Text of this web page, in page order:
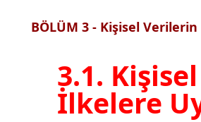
BÖLÜM 3 - Kişisel
3.1.
İlkelere